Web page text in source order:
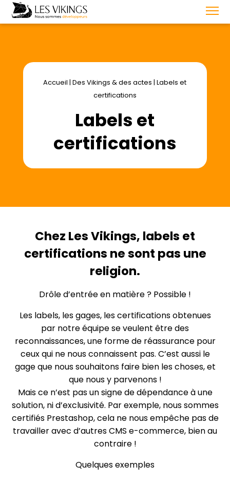
Accueil |Des Vikings & des actes |Labels et
certifications
Labels et
certifications
Chez Les Vikings, labels et
certifications ne sont pas une
religion.
Drôle d’entrée en matière ? Possible !
Les labels, les gages, les certifications obtenues
par notre équipe se veulent être des
reconnaissances, une forme de réassurance pour
ceux qui ne nous connaissent pas. C’est aussi le
gage que nous souhaitons faire bien les choses, et
que nous y parvenons !
Mais ce n’est pas un signe de dépendance à une
solution, ni d’exclusivité. Par exemple, nous sommes
certifiés Prestashop, cela ne nous empêche pas de
travailler avec d’autres CMS e-commerce, bien au
contraire !
Quelques exemples